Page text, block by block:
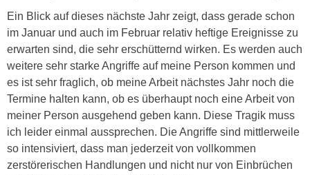
Ein Blick auf dieses nächste Jahr zeigt, dass gerade schon
im Januar und auch im Februar relativ heftige Ereignisse zu
erwarten sind, die sehr erschütternd wirken. Es werden auch
weitere sehr starke Angriffe auf meine Person kommen und
es ist sehr fraglich, ob meine Arbeit nächstes Jahr noch die
Termine halten kann, ob es überhaupt noch eine Arbeit von
meiner Person ausgehend geben kann. Diese Tragik muss
ich leider einmal aussprechen. Die Angriffe sind mittlerweile
so intensiviert, dass man jederzeit von vollkommen
zerstörerischen Handlungen und nicht nur von Einbrüchen